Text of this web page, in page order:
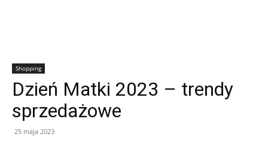
Shopping
Dzień Matki 2023 – trendy
sprzedażowe
25 maja 2023